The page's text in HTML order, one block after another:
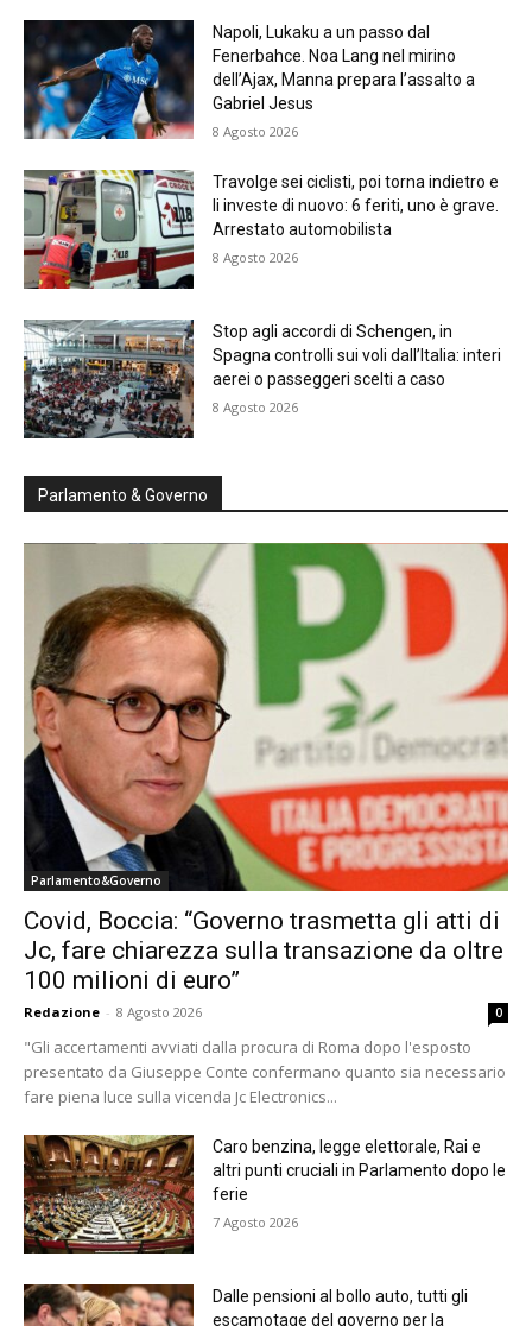
Napoli, Lukaku a un passo dal
Fenerbahce. Noa Lang nel mirino
dell’Ajax, Manna prepara l’assalto a
Gabriel Jesus
8 Agosto 2026
Travolge sei ciclisti, poi torna indietro e
li investe di nuovo: 6 feriti, uno è grave.
Arrestato automobilista
8 Agosto 2026
Stop agli accordi di Schengen, in
Spagna controlli sui voli dall’Italia: interi
aerei o passeggeri scelti a caso
8 Agosto 2026
Parlamento & Governo
Parlamento&Governo
Covid, Boccia: “Governo trasmetta gli atti di
Jc, fare chiarezza sulla transazione da oltre
100 milioni di euro”
Redazione - 8 Agosto 2026 0
"Gli accertamenti avviati dalla procura di Roma dopo l'esposto
presentato da Giuseppe Conte confermano quanto sia necessario
fare piena luce sulla vicenda Jc Electronics...
Caro benzina, legge elettorale, Rai e
altri punti cruciali in Parlamento dopo le
ferie
7 Agosto 2026
Dalle pensioni al bollo auto, tutti gli
escamotage del governo per la